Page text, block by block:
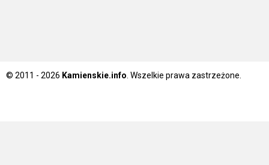
© 2011 - 2026 Kamienskie.info. Wszelkie prawa zastrzeżone.